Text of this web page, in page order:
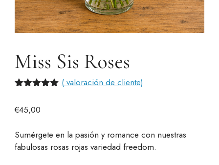
Miss Sis Roses
de 5 en
de un
cliente
(valoración de cliente)
€45,00
Sumérgete en la pasión y romance con nuestras
fabulosas rosas rojas variedad freedom.